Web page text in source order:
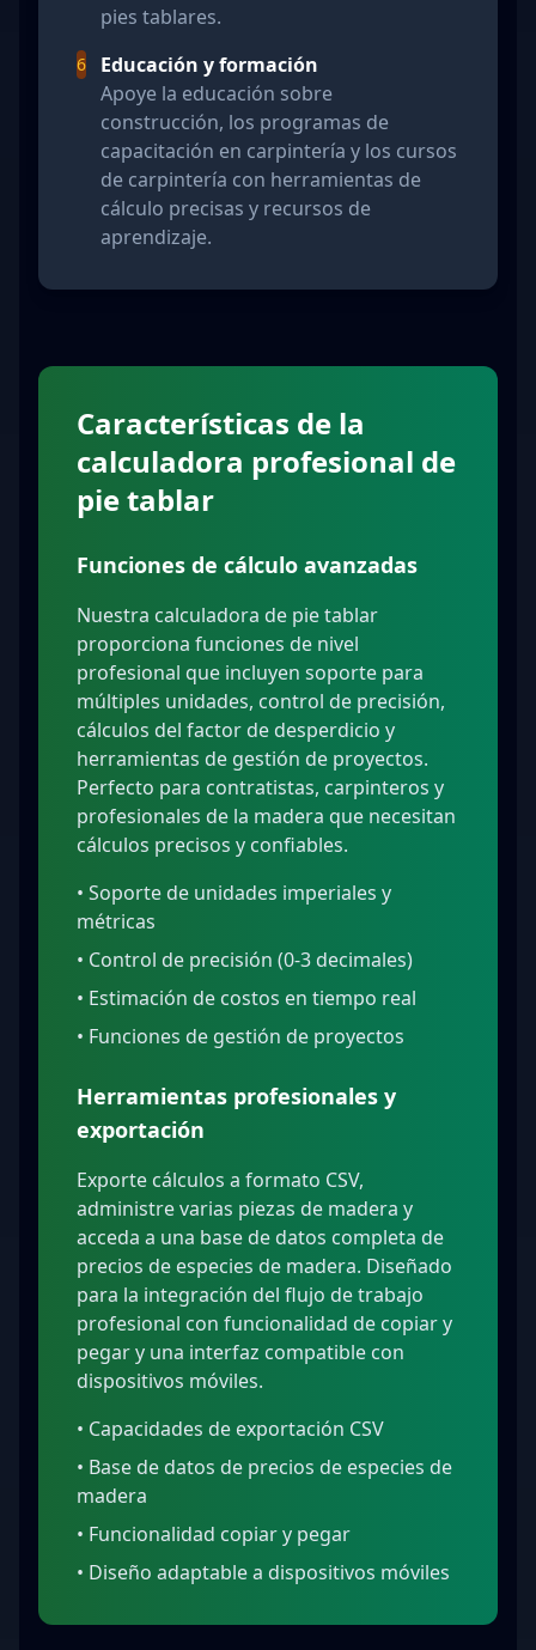
pies tablares.
6
Educación y formación
Apoye la educación sobre
construcción, los programas de
capacitación en carpintería y los cursos
de carpintería con herramientas de
cálculo precisas y recursos de
aprendizaje.
Características de la
calculadora profesional de
pie tablar
Funciones de cálculo avanzadas
Nuestra calculadora de pie tablar
proporciona funciones de nivel
profesional que incluyen soporte para
múltiples unidades, control de precisión,
cálculos del factor de desperdicio y
herramientas de gestión de proyectos.
Perfecto para contratistas, carpinteros y
profesionales de la madera que necesitan
cálculos precisos y confiables.
• Soporte de unidades imperiales y
métricas
• Control de precisión (0-3 decimales)
• Estimación de costos en tiempo real
• Funciones de gestión de proyectos
Herramientas profesionales y
exportación
Exporte cálculos a formato CSV,
administre varias piezas de madera y
acceda a una base de datos completa de
precios de especies de madera. Diseñado
para la integración del flujo de trabajo
profesional con funcionalidad de copiar y
pegar y una interfaz compatible con
dispositivos móviles.
• Capacidades de exportación CSV
• Base de datos de precios de especies de
madera
• Funcionalidad copiar y pegar
• Diseño adaptable a dispositivos móviles